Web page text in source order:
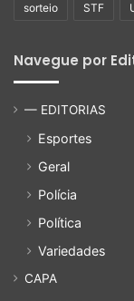
sorteio STF
Navegue por
— EDITORIAS
Esportes
Geral
Polícia
Política
Variedades
CAPA